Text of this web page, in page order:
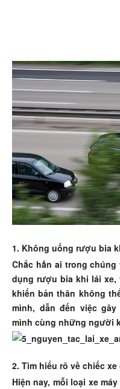
1. Không uống rượu bia
Chắc hẳn ai trong
dụng rượu bia khi lái xe,
khiến bản thân không
mình, dẫn đến việc
mình cùng những người
2. Tìm hiểu rõ về chiếc xe
Hiện nay, mỗi loại xe